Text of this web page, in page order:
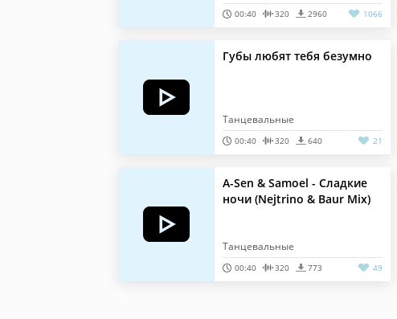
00:40 320 2960 1066
Губы любят тебя безумно
Танцевальные
00:40 320 640 21
A-Sen & Samoel - Сладкие
ночи (Nejtrino & Baur Mix)
Танцевальные
00:40 320 773 49